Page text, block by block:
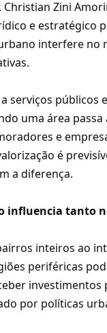
Zini
e estratégico
interfere no
serviços públicos
uma área
e
é
a diferença.
influencia tanto
inteiros ao
periféricas
investimentos
por políticas